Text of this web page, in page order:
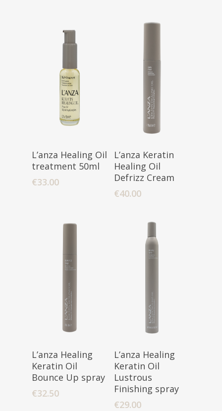
Toevoegen
Aan Winkelwagen
L’anza Healing Oil
treatment 50ml
€33.00
Toevoegen
Aan Winkelwagen
L’anza Keratin
Healing Oil
Defrizz Cream
€40.00
Toevoegen
Aan Winkelwagen
L’anza Healing
Keratin Oil
Bounce Up spray
€32.50
Toevoegen
Aan Winkelwagen
L’anza Healing
Keratin Oil
Lustrous
Finishing spray
€29.00